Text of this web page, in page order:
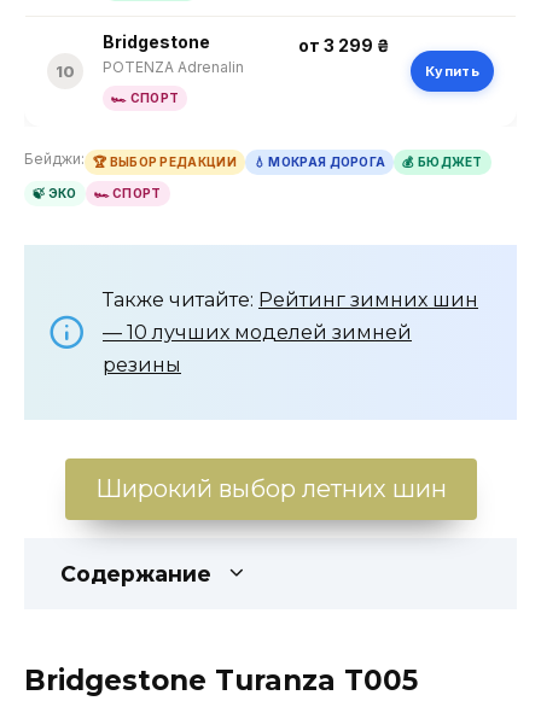
10
Bridgestone
POTENZA Adrenalin
🏎 СПОРТ
от 3 299 ₴
Купить
Бейджи: 🏆 ВЫБОР РЕДАКЦИИ 💧 МОКРАЯ ДОРОГА 💰 БЮДЖЕТ
🍃 ЭКО 🏎 СПОРТ
Также читайте: Рейтинг зимних шин
— 10 лучших моделей зимней
резины
Широкий выбор летних шин
Содержание
Bridgestone Turanza T005